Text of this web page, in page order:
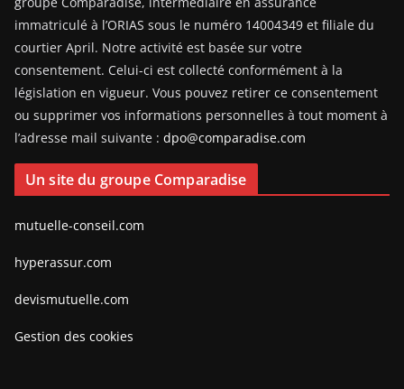
immatriculé à l’ORIAS sous le numéro 14004349 et filiale du
courtier April. Notre activité est basée sur votre
consentement. Celui-ci est collecté conformément à la
législation en vigueur. Vous pouvez retirer ce consentement
ou supprimer vos informations personnelles à tout moment à
l’adresse mail suivante : dpo@comparadise.com
Un site du groupe Comparadise
mutuelle-conseil.com
hyperassur.com
devismutuelle.com
Gestion des cookies